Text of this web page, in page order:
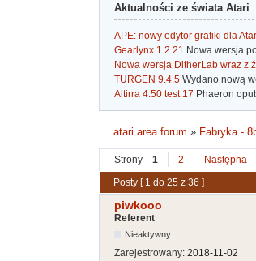
Aktualności ze świata Atari
APE: nowy edytor grafiki dla
Gearlynx 1.2.21 Nowa wersja
Nowa wersja DitherLab wraz z
TURGEN 9.4.5 Wydano nową
Altirra 4.50 test 17 Phaeron
atari.area forum » Fabryka -
Strony 1 2
Następna
Posty [ 1 do 25 z 36 ]
piwkooo
Referent
Nieaktywny
Zarejestrowany: 2018-11-02